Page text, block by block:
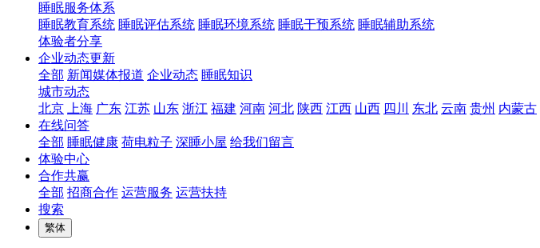
睡眠服务体系
睡眠教育系统 睡眠评估系统 睡眠环境系统 睡眠干预系统 睡眠辅助系统
体验者分享
企业动态更新
全部 新闻媒体报道 企业动态 睡眠知识
城市动态
北京
上海 广东 江苏 山东 浙江 福建 河南 河北 陕西 江西 山西 四川 东北 云南 贵州 内蒙古
在线问答
全部 睡眠健康 荷电粒子 深睡小屋 给我们留言
体验中心
合作共赢
全部 招商合作 运营服务 运营扶持
搜索
繁体